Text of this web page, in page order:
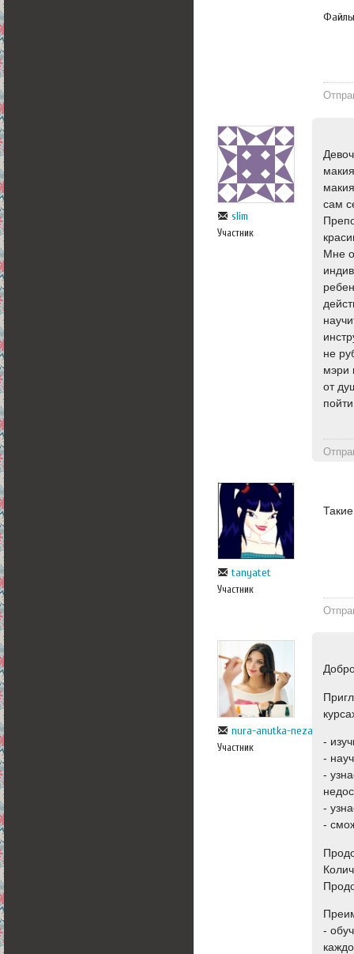
slim
Участник
сам
Мне
не
мэри
от
tanyatet
Участник
nura-anutka-nezabudka
Участник
-
-
-
-
-
-